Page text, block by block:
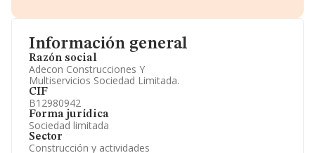
Información general
Razón social
Adecon Construcciones Y
Multiservicios Sociedad Limitada.
CIF
B12980942
Forma jurídica
Sociedad limitada
Sector
Construcción y actividades
Accionistas.
Participaciones y Vinculaciones en otras empresas.
Artículos de prensa publicados sobre la empresa.
Información oficial y registral complementaria.